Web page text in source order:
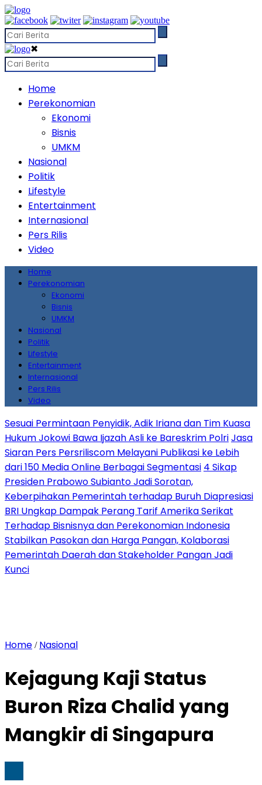
✖
Home
Perekonomian
Ekonomi
Bisnis
UMKM
Nasional
Politik
Lifestyle
Entertainment
Internasional
Pers Rilis
Video
Home
Perekonomian
Ekonomi
Bisnis
UMKM
Nasional
Politik
Lifestyle
Entertainment
Internasional
Pers Rilis
Video
Sesuai Permintaan Penyidik, Adik Iriana dan Tim Kuasa
Hukum Jokowi Bawa Ijazah Asli ke Bareskrim PolriJasa
Siaran Pers Persriliscom Melayani Publikasi ke Lebih
dari 150 Media Online Berbagai Segmentasi 4 Sikap
Presiden Prabowo Subianto Jadi Sorotan,
Keberpihakan Pemerintah terhadap Buruh Diapresiasi
BRI Ungkap Dampak Perang Tarif Amerika Serikat
Terhadap Bisnisnya dan Perekonomian Indonesia
Stabilkan Pasokan dan Harga Pangan, Kolaborasi
Pemerintah Daerah dan Stakeholder Pangan Jadi
Kunci
Home / Nasional
Kejagung Kaji Status
Buron Riza Chalid yang
Mangkir di Singapura